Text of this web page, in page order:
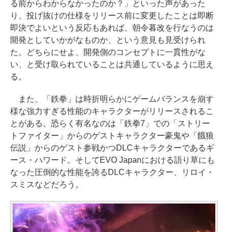
る前からわからなかったのか？」といった声があった
り、投げ抜けの仕様をリリース前に変更したことは即断
即決でよいという反応もあれば、朝令暮改を行なうのは
開発としていかがなものか、という意見も見受けられ
た。どちらにせよ、開発側のコンセプトに一貫性がな
い、と受け取られていることは共通しているように思え
る。
また、「鉄拳」は時折明らかにゲームバランスを崩す
様な強力すぎる性能のキャラクターがリリースされるこ
とがある。恐らく有名なのは「鉄拳7」での「ストリー
トファイター」からのゲストキャラクター豪鬼や「餓狼
伝説」からのゲスト参戦かつDLCキャラクターであるギ
ース・ハワード。そしてEVO Japanにおける語り草にも
なった圧倒的な性能を誇るDLCキャラクター、リロイ・
スミスなどだろう。